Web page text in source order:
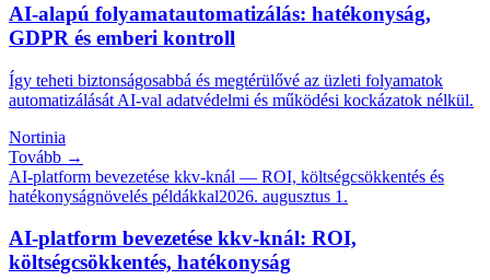
AI-alapú folyamatautomatizálás: hatékonyság,
GDPR és emberi kontroll
Így teheti biztonságosabbá és megtérülővé az üzleti folyamatok
automatizálását AI-val adatvédelmi és működési kockázatok nélkül.
Nortinia
Tovább →
AI-platform bevezetése kkv-knál — ROI, költségcsökkentés és
hatékonyságnövelés példákkal2026. augusztus 1.
AI-platform bevezetése kkv-knál: ROI,
költségcsökkentés, hatékonyság